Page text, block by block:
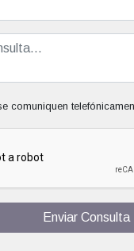
comuniquen
Enviar Consulta